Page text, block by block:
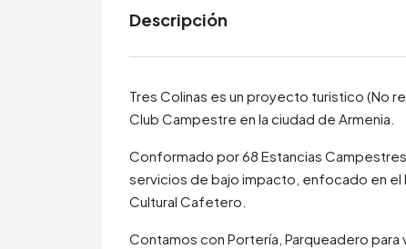
Descripción
Tres Colinas es un proyecto turistico (No
Club Campestre en la ciudad de Armenia.
Conformado por 68 Estancias
servicios de bajo impacto, enfocado en el
Cultural Cafetero.
Contamos con Portería, Parqueadero